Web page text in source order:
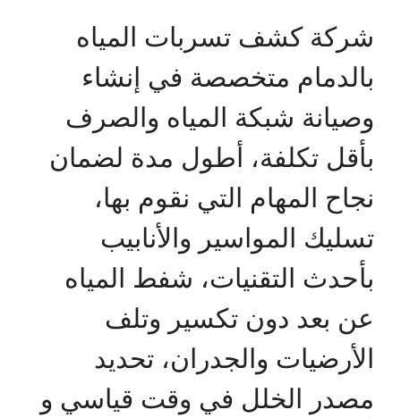
شركة كشف تسربات المياه
بالدمام متخصصة في إنشاء
وصيانة شبكة المياه والصرف
بأقل تكلفة، أطول مدة لضمان
نجاح المهام التي نقوم بها،
تسليك المواسير والأنابيب
بأحدث التقنيات، شفط المياه
عن بعد دون تكسير وتلف
الأرضيات والجدران، تحديد
مصدر الخلل في وقت قياسي و